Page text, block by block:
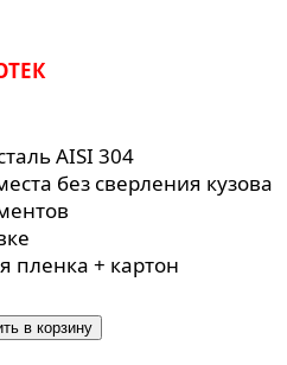
AISI 304
без сверления кузова
пленка + картон